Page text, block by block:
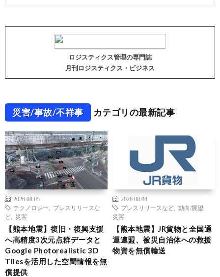
ロジスティクス管理の専門誌
月刊ロジスティクス・ビジネス
災害/事故/不祥事 カテゴリの最新記事
2026.08.05
テクノロジー
プレスリリースな
ど
災害
【熊本地震】復旧・復興支援
へ高精度3次元点群データと
Google Photorealistic 3D
Tilesを活用した空間情報を無
償提供
2026.08.04
プレスリリースなど
動向/展望
災害
【熊本地震】JR貨物と全国通
運連盟、被災自治体への救援
物資を無償輸送